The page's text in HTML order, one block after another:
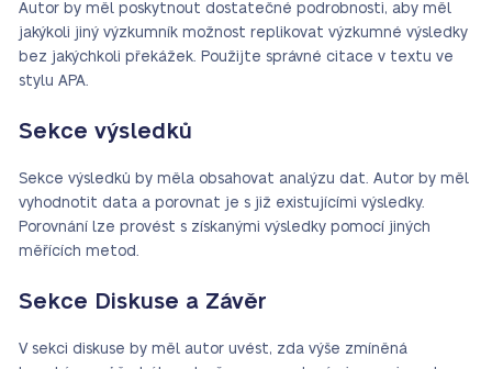
Autor by měl poskytnout dostatečné podrobnosti, aby měl
jakýkoli jiný výzkumník možnost replikovat výzkumné výsledky
bez jakýchkoli překážek. Použijte správné citace v textu ve
stylu APA.
Sekce výsledků
Sekce výsledků by měla obsahovat analýzu dat. Autor by měl
vyhodnotit data a porovnat je s již existujícími výsledky.
Porovnání lze provést s získanými výsledky pomocí jiných
měřících metod.
Sekce Diskuse a Závěr
V sekci diskuse by měl autor uvést, zda výše zmíněná